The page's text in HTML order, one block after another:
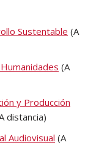
Sustentable (A
(A
y Producción
distancia)
Audiovisual (A